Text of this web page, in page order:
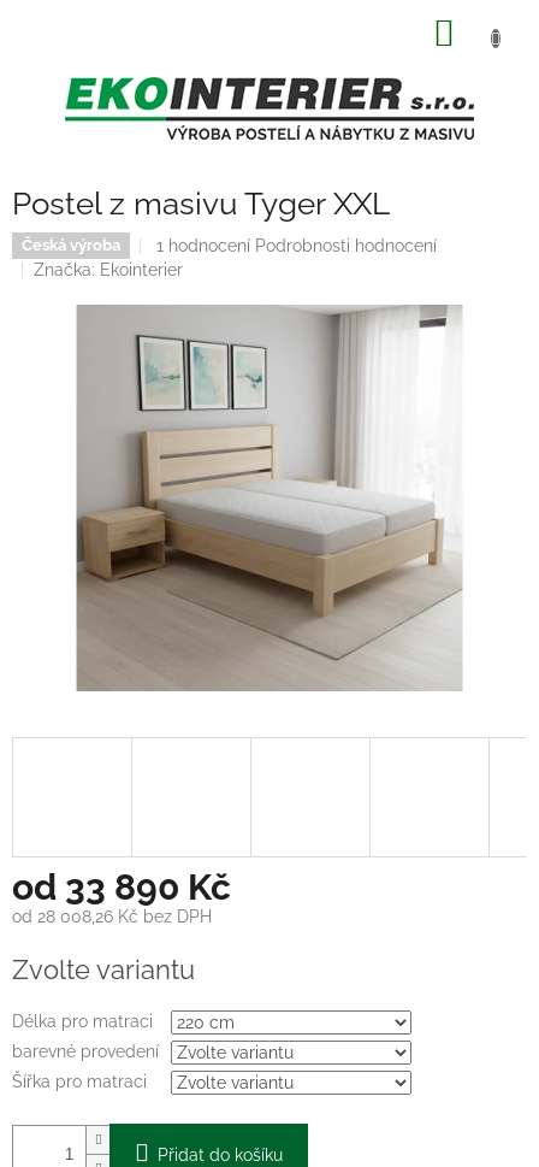
Postel z masivu Tyger XXL
Česká výroba
Průměrné
hodnocení
5,0
5
hvězdiček.
1 hodnocení Podrobnosti hodnocení
Značka: Ekointerier
od 33 890 Kč
od 28 008,26 Kč bez DPH
cena:
Zvolte variantu
Délka pro matraci
barevné provedení
Šířka pro matraci
Přidat do košíku